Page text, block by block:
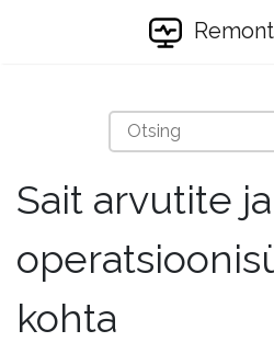
Sait arvutite ja
kohta